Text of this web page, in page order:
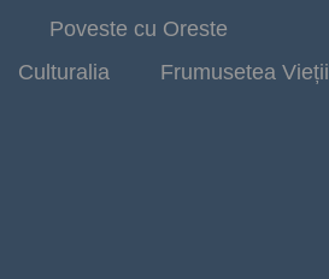
Poveste cu Oreste
Culturalia Frumusetea Vieții